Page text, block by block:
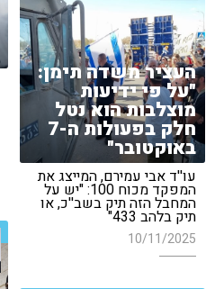
העציר משדה תימן:
"על פי ידיעות
מוצלבות הוא נטל
חלק בפעולות ה-7
באוקטובר"
עו''ד אבי עמירם, המייצג את
המפקד מכוח 100: "יש על
המחבל הזה תיק בשב''כ, או
תיק בלהב 433"
10/11/2025